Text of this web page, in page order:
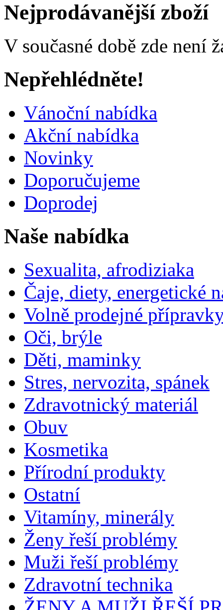
Nejprodávanější zboží
V současné době zde není
Nepřehlédněte!
Vánoční nabídka
Akční nabídka
Novinky
Doporučujeme
Doprodej
Naše nabídka
Sexualita, afrodiziaka
Čaje, diety, energetické
Volně prodejné
Oči, brýle
Děti, maminky
Stres, nervozita, spánek
Zdravotnický materiál
Obuv
Kosmetika
Přírodní produkty
Ostatní
Vitamíny, minerály
Ženy řeší problémy
Muži řeší problémy
Zdravotní technika